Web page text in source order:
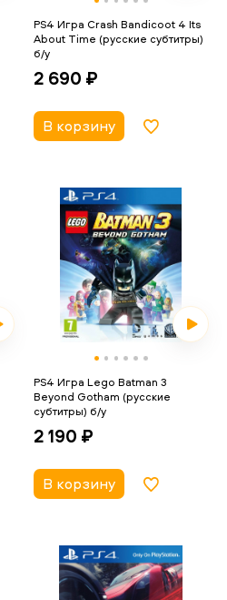
PS4 Игра Crash Bandicoot 4 Its
About Time (русские субтитры)
б/у
2 690 ₽
В корзину
PS4 Игра Lego Batman 3
Beyond Gotham (русские
субтитры) б/у
2 190 ₽
В корзину